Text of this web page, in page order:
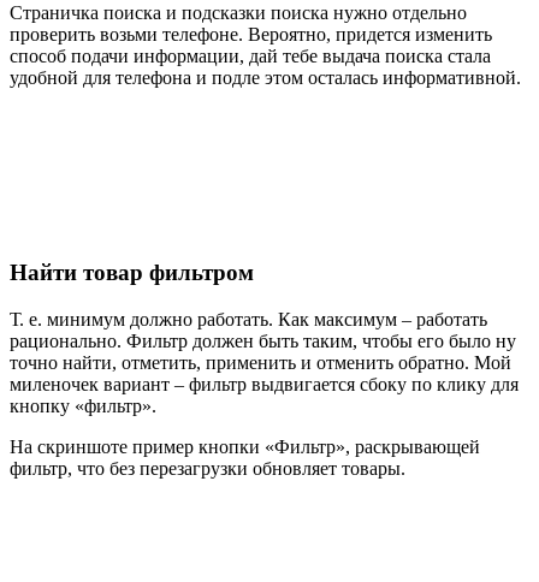
Страничка поиска и подсказки поиска нужно отдельно
проверить возьми телефоне. Вероятно, придется изменить
способ подачи информации, дай тебе выдача поиска стала
удобной для телефона и подле этом осталась информативной.
Найти товар фильтром
Т. е. минимум должно работать. Как максимум – работать
рационально. Фильтр должен быть таким, чтобы его было ну
точно найти, отметить, применить и отменить обратно. Мой
миленочек вариант – фильтр выдвигается сбоку по клику для
кнопку «фильтр».
На скриншоте пример кнопки «Фильтр», раскрывающей
фильтр, что без перезагрузки обновляет товары.